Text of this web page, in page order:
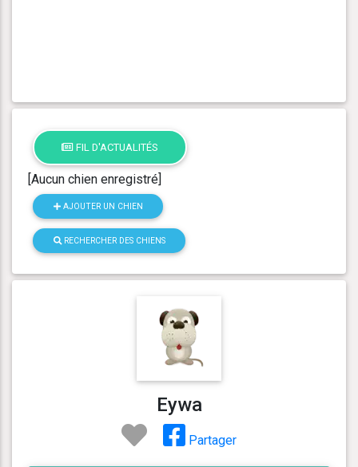
FIL D'ACTUALITÉS
[Aucun chien enregistré]
AJOUTER UN CHIEN
RECHERCHER DES CHIENS
Eywa
Partager